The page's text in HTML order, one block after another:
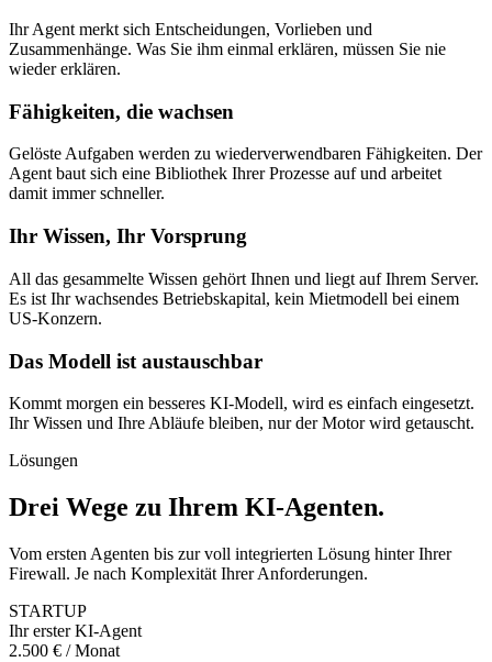
Ihr Agent merkt sich Entscheidungen, Vorlieben und
Zusammenhänge. Was Sie ihm einmal erklären, müssen Sie nie
wieder erklären.
Fähigkeiten, die wachsen
Gelöste Aufgaben werden zu wiederverwendbaren Fähigkeiten. Der
Agent baut sich eine Bibliothek Ihrer Prozesse auf und arbeitet
damit immer schneller.
Ihr Wissen, Ihr Vorsprung
All das gesammelte Wissen gehört Ihnen und liegt auf Ihrem Server.
Es ist Ihr wachsendes Betriebskapital, kein Mietmodell bei einem
US-Konzern.
Das Modell ist austauschbar
Kommt morgen ein besseres KI-Modell, wird es einfach eingesetzt.
Ihr Wissen und Ihre Abläufe bleiben, nur der Motor wird getauscht.
Lösungen
Drei Wege zu Ihrem KI-Agenten.
Vom ersten Agenten bis zur voll integrierten Lösung hinter Ihrer
Firewall. Je nach Komplexität Ihrer Anforderungen.
STARTUP
Ihr erster KI-Agent
2.500 € / Monat